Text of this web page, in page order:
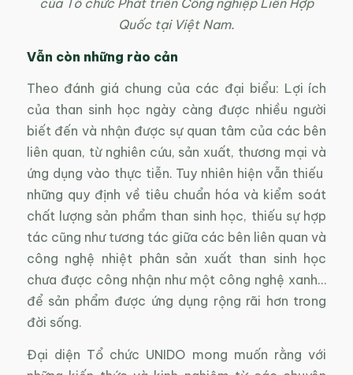
của Tổ chức Phát triển Công nghiệp Liên Hợp
Quốc tại Việt Nam.
Vẫn còn những rào cản
Theo đánh giá chung của các đại biểu: Lợi ích
của than sinh học ngày càng được nhiều người
biết đến và nhận được sự quan tâm của các bên
liên quan, từ nghiên cứu, sản xuất, thương mại và
ứng dụng vào thực tiễn. Tuy nhiên hiện vẫn thiếu
những quy định về tiêu chuẩn hóa và kiểm soát
chất lượng sản phẩm than sinh học, thiếu sự hợp
tác cũng như tương tác giữa các bên liên quan và
công nghệ nhiệt phân sản xuất than sinh học
chưa được công nhận như một công nghệ xanh…
để sản phẩm được ứng dụng rộng rãi hơn trong
đời sống.
Đại diện Tổ chức UNIDO mong muốn rằng với